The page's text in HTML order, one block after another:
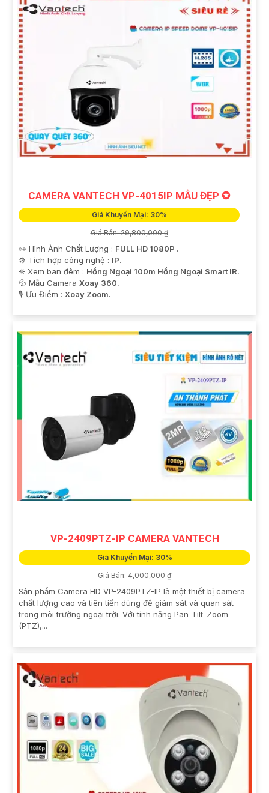
CAMERA VANTECH VP-4015IP MẪU ĐẸP ✪
Giá Khuyến Mại: 30%
Giá Bán: 29,800,000 ₫
👀 Hình Ành Chất Lượng : FULL HD 1080P .
⚙ Tích hợp công nghệ : IP.
❈ Xem ban đêm : Hồng Ngoại 100m Hồng Ngoại Smart IR.
💦 Mẫu Camera Xoay 360.
️🎙 Ưu Điểm : Xoay Zoom.
VP-2409PTZ-IP CAMERA VANTECH
Giá Khuyến Mại: 30%
Giá Bán: 4,000,000 ₫
Sản phẩm Camera HD VP-2409PTZ-IP là một thiết bị camera
chất lượng cao và tiên tiến dùng để giám sát và quan sát
trong môi trường ngoại trời. Với tính năng Pan-Tilt-Zoom
(PTZ),...